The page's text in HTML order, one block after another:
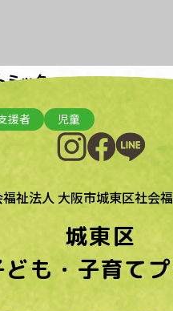
ミック
年3月8日(水)
援者
児童
祉法人 大阪市城東区社会
城東区
ども・子育て